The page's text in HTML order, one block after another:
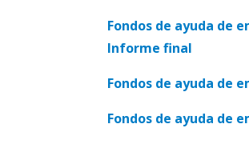
Fondos de ayuda de
Informe final
Fondos de ayuda de
Fondos de ayuda de